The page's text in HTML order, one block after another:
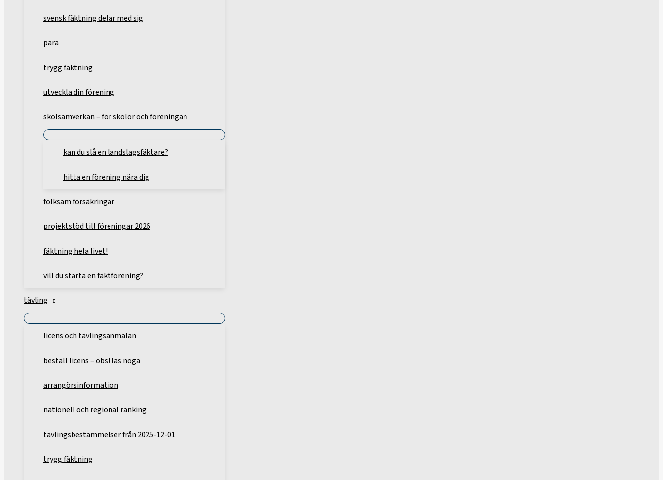
svensk fäktning delar med sig
para
trygg fäktning
utveckla din förening
skolsamverkan – för skolor och föreningar
kan du slå en landslagsfäktare?
hitta en förening nära dig
folksam försäkringar
projektstöd till föreningar 2026
fäktning hela livet!
vill du starta en fäktförening?
tävling
licens och tävlingsanmälan
beställ licens – obs! läs noga
arrangörsinformation
nationell och regional ranking
tävlingsbestämmelser från 2025-12-01
trygg fäktning